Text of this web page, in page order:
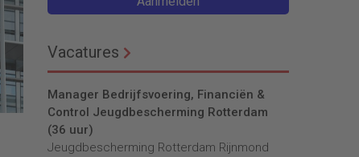
Vacatures
Manager Bedrijfsvoering, Financiën &
Control Jeugdbescherming Rotterdam
(36 uur)
Jeugdbescherming Rotterdam Rijnmond